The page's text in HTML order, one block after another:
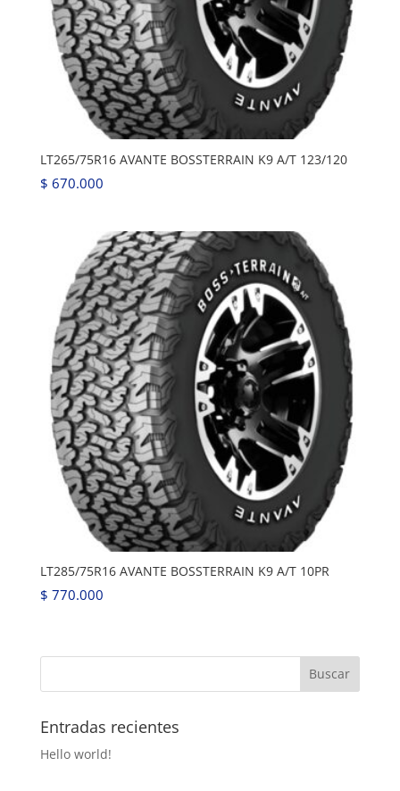
LT265/75R16 AVANTE BOSSTERRAIN K9 A/T 123/120
$ 670.000
LT285/75R16 AVANTE BOSSTERRAIN K9 A/T 10PR
$ 770.000
Entradas recientes
Hello world!